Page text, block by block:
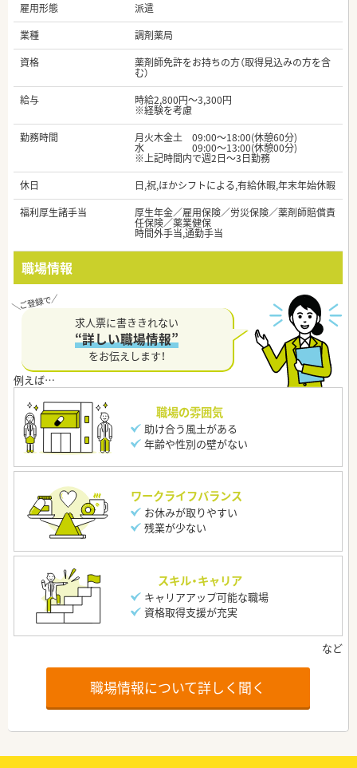
雇用形態
派遣
業種
調剤薬局
資格
薬剤師免許をお持ちの方（取得見込みの方を含
む）
給与
時給2,800円～3,300円
※経験を考慮
勤務時間
月火木金土 09:00～18:00(休憩60分)
水 09:00～13:00(休憩00分)
※上記時間内で週2日～3日勤務
休日
日,祝,ほかシフトによる,有給休暇,年末年始休暇
福利厚生諸手当
厚生年金／雇用保険／労災保険／薬剤師賠償責
任保険／薬業健保
時間外手当,通勤手当
職場情報
求人票に書ききれない
“詳しい職場情報”
をお伝えします！
職場の雰囲気
助け合う風土がある
年齢や性別の壁がない
ワークライフバランス
お休みが取りやすい
残業が少ない
スキル・キャリア
キャリアアップ可能な職場
資格取得支援が充実
職場情報について詳しく聞く